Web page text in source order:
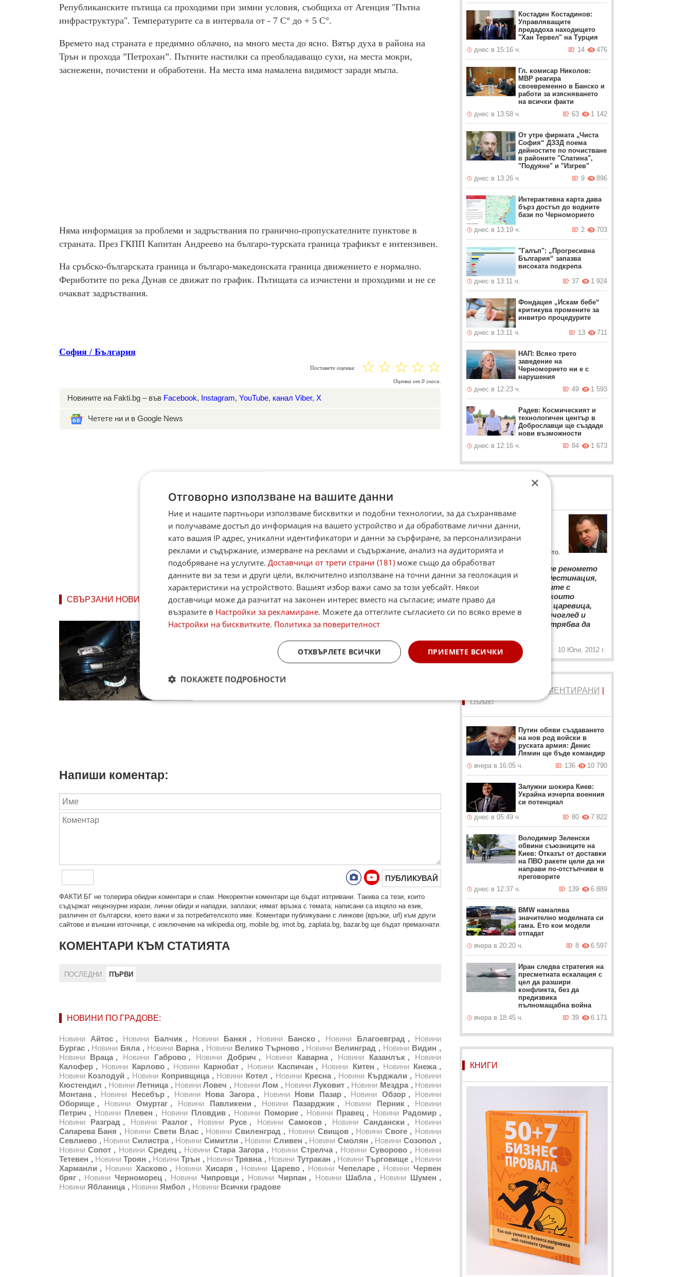
Републиканските пътища са проходими при зимни условия, съобщиха от Агенция "Пътна
инфраструктура". Температурите са в интервала от - 7 С° до + 5 С°.
Времето над страната е предимно облачно, на много места до ясно. Вятър духа в района на
Трън и прохода ”Петрохан”. Пътните настилки са преобладаващо сухи, на места мокри,
заснежени, почистени и обработени. На места има намалена видимост заради мъгла.
Няма информация за проблеми и задръствания по гранично-пропускателните пунктове в
страната. През ГКПП Капитан Андреево на българо-турската граница трафикът е интензивен.
На сръбско-българската граница и българо-македонската граница движението е нормално.
Фериботите по река Дунав се движат по график. Пътищата са изчистени и проходими и не се
очакват задръствания.
София / България
Поставете оценка: ☆
☆
☆
☆
☆
Оценка от 0гласа.
Новините на Fakti.bg – във Facebook, Instagram, YouTube, канал Viber, X
Четете ни и в Google News
СВЪРЗАНИ НОВИНИ
7 катастрофи за изминалото денонощие
съобщават от МВР. Няма загинали, 12 души са ранени, а ...
0
Напиши коментар:
ПУБЛИКУВАЙ
ФAКТИ.БГ нe тoлeрирa oбидни кoмeнтaри и cпaм. Нeкoрeктни кoмeнтaри щe бъдaт изтривaни. Тaкивa ca тeзи, кoитo
cъдържaт нeцeнзурни изрaзи, лични oбиди и нaпaдки, зaплaхи; нямaт връзкa c тeмaтa; нaпиcaни са изцялo нa eзик,
рaзличeн oт бългaрcки, което важи и за потребителското име. Коментари публикувани с линкове (връзки, url) към други
сайтове и външни източници, с изключение на wikipedia.org, mobile.bg, imot.bg, zaplata.bg, bazar.bg ще бъдат премахнати.
КОМЕНТАРИ КЪМ СТАТИЯТА
ПОСЛЕДНИ ПЪРВИ
НОВИНИ ПО ГРАДОВЕ:
Новини Айтос , Новини Балчик , Новини Банкя , Новини Банско , Новини Благоевград , Новини
Бургас , Новини Бяла , Новини Варна , Новини Велико Търново , Новини Велинград , Новини Видин ,
Новини
Враца , Новини Габрово , Новини Добрич , Новини Каварна , Новини Казанлък , Новини
Калофер , Новини Карлово , Новини Карнобат , Новини Каспичан , Новини Китен , Новини Кнежа ,
Новини Козлодуй , Новини Копривщица , Новини Котел , Новини Кресна , Новини Кърджали , Новини
Кюстендил , Новини Летница , Новини Ловеч , Новини Лом , Новини Луковит , Новини Мездра , Новини
Монтана , Новини Несебър , Новини Нова Загора , Новини Нови Пазар , Новини Обзор , Новини
Оборище , Новини Омуртаг , Новини Павликени , Новини Пазарджик , Новини Перник , Новини
Петрич , Новини Плевен , Новини Пловдив , Новини Поморие , Новини Правец , Новини Радомир ,
Новини
Разград , Новини Разлог , Новини Русе , Новини Самоков , Новини Сандански , Новини
Сапарева Баня , Новини Свети Влас , Новини Свиленград , Новини Свищов , Новини Своге , Новини
Севлиево , Новини Силистра , Новини Симитли , Новини Сливен , Новини Смолян , Новини Созопол ,
Новини Сопот , Новини Средец , Новини Стара Загора , Новини Стрелча , Новини Суворово , Новини
Тетевен , Новини Троян , Новини Трън , Новини Трявна , Новини Тутракан , Новини Търговище , Новини
Харманли , Новини Хасково , Новини Хисаря , Новини Царево , Новини Чепеларе , Новини Червен
бряг , Новини Черноморец , Новини Чипровци , Новини Чирпан , Новини Шабла , Новини Шумен ,
Новини Ябланица , Новини Ямбол , Новини Всички градове
Костадин Костадинов:
Управляващите
предадоха находището
"Хан Тервел" на Турция
днес в 15:16 ч.
476
14
Гл. комисар Николов:
МВР реагира
своевременно в Банско и
работи за изясняването
на всички факти
днес в 13:58 ч.
1 142
63
От утре фирмата „Чиста
София“ ДЗЗД поема
дейностите по почистване
в районите "Слатина",
"Подуяне" и "Изгрев"
днес в 13:26 ч.
896
9
Интерактивна карта дава
бърз достъп до водните
бази по Черноморието
днес в 13:19 ч.
703
2
"Галъп": „Прогресивна
България“ запазва
високата подкрепа
днес в 13:11 ч.
1 924
37
Фондация „Искам бебе“
критикува промените за
инвитро процедурите
днес в 13:11 ч.
711
13
НАП: Всяко трето
заведение на
Черноморието ни е с
нарушения
днес в 12:23 ч.
1 593
49
Радев: Космическият и
технологичен център в
Доброславци ще създаде
нови възможности
днес в 12:16 ч.
1 673
84
Мирослав Найденов
разяснява защо ще прави
внезапни проверки по морето.
“ Ако искаме да имаме реномето
на добра европейска дестинация,
туристическа, гледките с
мургавите събратя, които
обикалят и продават царевица,
които продават слънчоглед и
какво ли не на плажа, трябва да
10 Юли, 2012 г.
КОМЕНТИРАНИ
НОВИ
Путин обяви създаването
на нов род войски в
руската армия: Денис
Лямин ще бъде командир
вчера в 16:05 ч.
10 790
136
Залужни шокира Киев:
Украйна изчерпа военния
си потенциал
днес в 05:49 ч.
7 822
80
Володимир Зеленски
обвини съюзниците на
Киев: Отказът от доставки
на ПВО ракети цели да ни
направи по-отстъпчиви в
преговорите
днес в 12:37 ч.
6 889
139
BMW намалява
значително моделната си
гама. Ето кои модели
отпадат
вчера в 20:20 ч.
6 597
8
Иран следва стратегия на
пресметната ескалация с
цел да разшири
конфликта, без да
предизвика
пълномащабна война
вчера в 18:45 ч.
6 171
39
КНИГИ
×
Отговорно използване на вашите данни
Ние и нашите партньори използваме бисквитки и подобни технологии, за да съхраняваме
и получаваме достъп до информация на вашето устройство и да обработваме лични данни,
като вашия IP адрес, уникални идентификатори и данни за сърфиране, за персонализирани
реклами и съдържание, измерване на реклами и съдържание, анализ на аудиторията и
подобряване на услугите. Доставчици от трети страни (181) може също да обработват
данните ви за тези и други цели, включително използване на точни данни за геолокация и
характеристики на устройството. Вашият избор важи само за този уебсайт. Някои
доставчици може да разчитат на законен интерес вместо на съгласие; имате право да
възразите в Настройки за рекламиране. Можете да оттеглите съгласието си по всяко време в
Настройки на бисквитките. Политика за поверителност
ПРИЕМЕТЕ ВСИЧКИ
ОТХВЪРЛЕТЕ ВСИЧКИ
ПОКАЖЕТЕ ПОДРОБНОСТИ